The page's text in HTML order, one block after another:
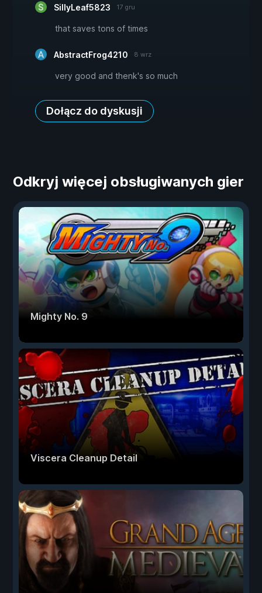
SillyLeaf5823 17 gru
that saves tons of times
AbstractFrog4210 8 wrz
very good and thenk's so much
Dołącz do dyskusji
Odkryj więcej obsługiwanych gier
Mighty No. 9
Viscera Cleanup Detail